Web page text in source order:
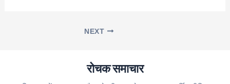
NEXT
रोचक समाचार